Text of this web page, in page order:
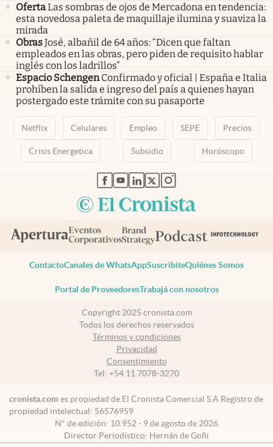
OfertaLas sombras de ojos de Mercadona en tendencia:
esta novedosa paleta de maquillaje ilumina y suaviza la
mirada
ObrasJosé, albañil de 64 años: “Dicen que faltan
empleados en las obras, pero piden de requisito hablar
inglés con los ladrillos”
Espacio Schengen Confirmado y oficial | España e Italia
prohíben la salida e ingreso del país a quienes hayan
postergado este trámite con su pasaporte
Netflix Celulares Empleo SEPE Precios
Crisis Energetica Subsidio Horóscopo
abre en nueva pestaña
abre en nueva pestaña
abre en nueva pestaña
abre en nueva pestaña
abre en nueva pestaña
ContactoCanales de WhatsAppSuscribiteQuiénes Somos
Portal de ProveedoresTrabajá con nosotros
Copyright 2025 cronista.com
Todos los derechos reservados
Términos y condiciones
Privacidad
Consentimiento
Tel: +54 11 7078-3270
cronista.com es propiedad de El Cronista Comercial S.A Registro de
propiedad intelectual: 56576959
N° de edición: 10.952 - 9 de agosto de 2026
Director Periodístico: Hernán de Goñi